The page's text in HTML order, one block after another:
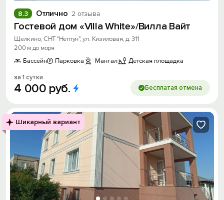
Отлично 2 отзыва
8.3
Гостевой дом «Villa White»/Вилла Вайт
Щелкино, СНТ "Нептун", ул. Кизиловая, д. 311
200 м до моря
Бассейн
Парковка Мангал Детская площадка
за 1 сутки
4 000 руб. Бесплатая отмена
Шикарный вариант